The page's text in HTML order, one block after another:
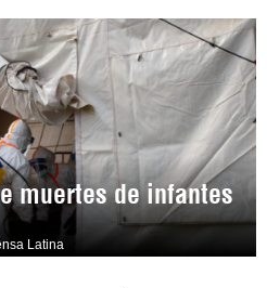
muertes de infantes
Latina